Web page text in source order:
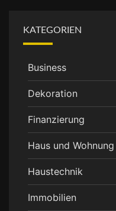
KATEGORIEN
Business
Dekoration
Finanzierung
Haus und Wohnung
Haustechnik
Immobilien